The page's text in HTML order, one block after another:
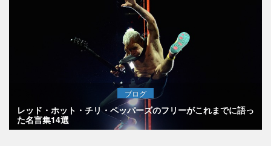
ブログ
レッド・ホット・チリ・ペッパーズのフリーがこれまでに語っ
た名言集14選